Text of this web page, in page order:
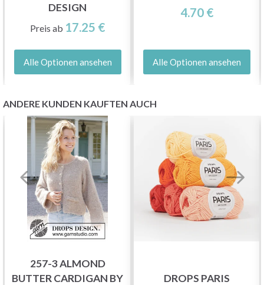
DESIGN
Preis ab 17.25 €
Alle Optionen ansehen
4.70 €
Alle Optionen ansehen
ANDERE KUNDEN KAUFTEN AUCH
257-3 ALMOND
BUTTER CARDIGAN BY
DROPS PARIS